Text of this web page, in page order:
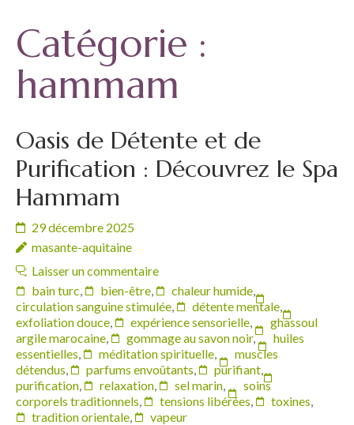
Catégorie :
hammam
Oasis de Détente et de
Purification : Découvrez le Spa
Hammam
29 décembre 2025
masante-aquitaine
Laisser un commentaire
bain turc, bien-être, chaleur humide,
circulation sanguine stimulée, détente mentale,
exfoliation douce, expérience sensorielle,
ghassoul
argile marocaine, gommage au savon noir,
huiles
essentielles, méditation spirituelle,
muscles
détendus, parfums envoûtants, purifiant,
purification, relaxation, sel marin,
soins
corporels traditionnels, tensions libérées, toxines,
tradition orientale, vapeur